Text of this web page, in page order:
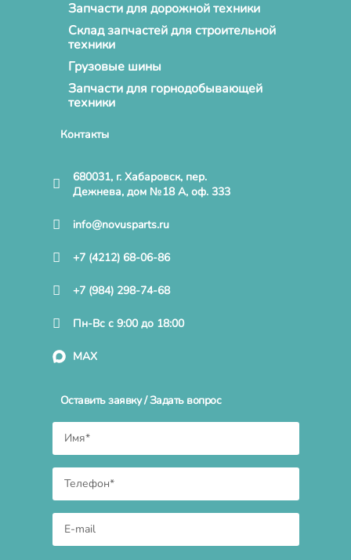
Запчасти для дорожной техники
Склад запчастей для строительной
техники
Грузовые шины
Запчасти для горнодобывающей
техники
Контакты
680031, г. Хабаровск, пер.
Дежнева, дом №18 А, оф. 333
info@novusparts.ru
+7 (4212) 68-06-86
+7 (984) 298-74-68
Пн-Вс с 9:00 до 18:00
MAX
Оставить заявку / Задать вопрос